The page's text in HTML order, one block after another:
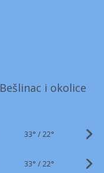
i okolice
33° /22°
33° /22°